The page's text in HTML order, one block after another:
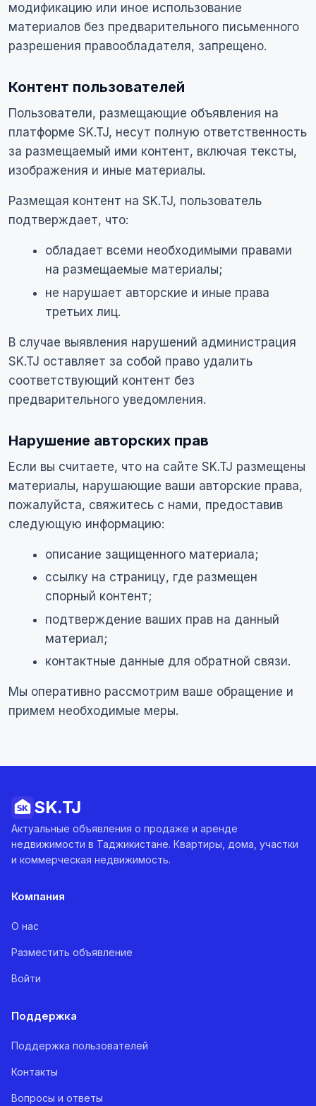
модификацию или иное использование
материалов без предварительного письменного
разрешения правообладателя, запрещено.
Контент пользователей
Пользователи, размещающие объявления на
платформе SK.TJ, несут полную ответственность
за размещаемый ими контент, включая тексты,
изображения и иные материалы.
Размещая контент на SK.TJ, пользователь
подтверждает, что:
обладает всеми необходимыми правами
на размещаемые материалы;
не нарушает авторские и иные права
третьих лиц.
В случае выявления нарушений администрация
SK.TJ оставляет за собой право удалить
соответствующий контент без
предварительного уведомления.
Нарушение авторских прав
Если вы считаете, что на сайте SK.TJ размещены
материалы, нарушающие ваши авторские права,
пожалуйста, свяжитесь с нами, предоставив
следующую информацию:
описание защищенного материала;
ссылку на страницу, где размещен
спорный контент;
подтверждение ваших прав на данный
материал;
контактные данные для обратной связи.
Мы оперативно рассмотрим ваше обращение и
примем необходимые меры.
SK.TJ
Актуальные объявления о продаже и аренде
недвижимости в Таджикистане. Квартиры, дома, участки
и коммерческая недвижимость.
Компания
О нас
Разместить объявление
Войти
Поддержка
Поддержка пользователей
Контакты
Вопросы и ответы